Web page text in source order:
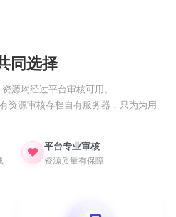
同选择
源均经过平台审核可用。
资源审核存档自有服务器，只为为用
平台专业审核
资源质量有保障